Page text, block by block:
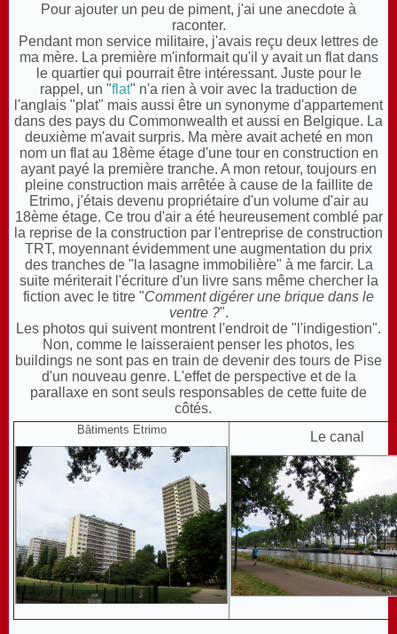
Pour ajouter un peu de piment, j'ai une anecdote à
raconter.
Pendant mon service militaire, j'avais reçu deux lettres de
ma mère. La première m'informait qu'il y avait un flat dans
le quartier qui pourrait être intéressant. Juste pour le
rappel, un "flat" n'a rien à voir avec la traduction de
l'anglais "plat" mais aussi être un synonyme d'appartement
dans des pays du Commonwealth et aussi en Belgique. La
deuxième m'avait surpris. Ma mère avait acheté en mon
nom un flat au 18ème étage d'une tour en construction en
ayant payé la première tranche. A mon retour, toujours en
pleine construction mais arrêtée à cause de la faillite de
Etrimo, j'étais devenu propriétaire d'un volume d'air au
18ème étage. Ce trou d'air a été heureusement comblé par
la reprise de la construction par l'entreprise de construction
TRT, moyennant évidemment une augmentation du prix
des tranches de "la lasagne immobilière" à me farcir. La
suite mériterait l'écriture d'un livre sans même chercher la
fiction avec le titre "Comment digérer une brique dans le
ventre ?".
Les photos qui suivent montrent l'endroit de "l'indigestion".
Non, comme le laisseraient penser les photos, les
buildings ne sont pas en train de devenir des tours de Pise
d'un nouveau genre. L'effet de perspective et de la
parallaxe en sont seuls responsables de cette fuite de
côtés.
Bâtiments Etrimo Le canal